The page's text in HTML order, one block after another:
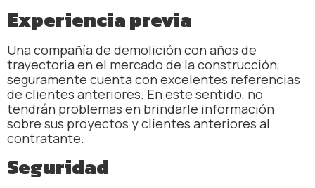
Experiencia previa
Una compañía de demolición con años de
trayectoria en el mercado de la construcción,
seguramente cuenta con excelentes referencias
de clientes anteriores. En este sentido, no
tendrán problemas en brindarle información
sobre sus proyectos y clientes anteriores al
contratante.
Seguridad